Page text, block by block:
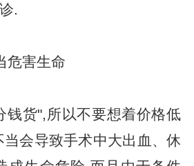
.
害生命
货",所以不要想着价格低
会导致手术中大出血、休